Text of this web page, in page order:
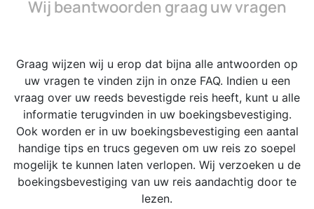
Wij beantwoorden graag uw vragen
Graag wijzen wij u erop dat bijna alle antwoorden op
uw vragen te vinden zijn in onze FAQ. Indien u een
vraag over uw reeds bevestigde reis heeft, kunt u alle
informatie terugvinden in uw boekingsbevestiging.
Ook worden er in uw boekingsbevestiging een aantal
handige tips en trucs gegeven om uw reis zo soepel
mogelijk te kunnen laten verlopen. Wij verzoeken u de
boekingsbevestiging van uw reis aandachtig door te
lezen.